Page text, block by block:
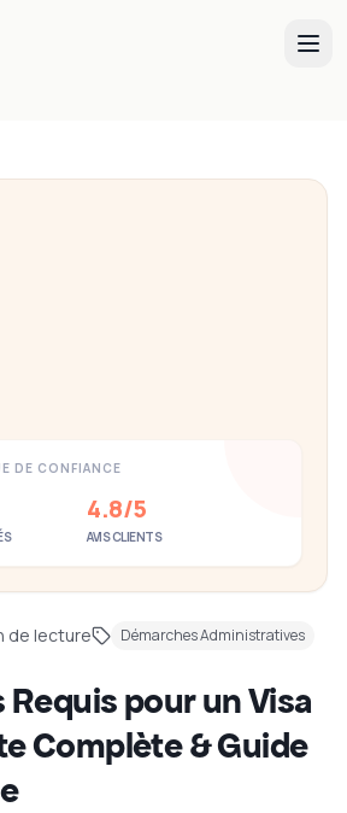
DE CONFIANCE
4.8/5
AVIS CLIENTS
de lecture Démarches Administratives
pour un Visa
Complète & Guide